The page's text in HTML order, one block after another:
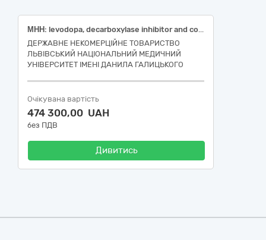
МНН: levodopa, decarboxylase inhibitor and comt inhibitor Levodopa, decarboxylase inhibitor and COMT inhibitor
ДЕРЖАВНЕ НЕКОМЕРЦІЙНЕ ТОВАРИСТВО
ЛЬВІВСЬКИЙ НАЦІОНАЛЬНИЙ МЕДИЧНИЙ
УНІВЕРСИТЕТ ІМЕНІ ДАНИЛА ГАЛИЦЬКОГО
Очікувана вартість
474 300,00 UAH
без ПДВ
Дивитись